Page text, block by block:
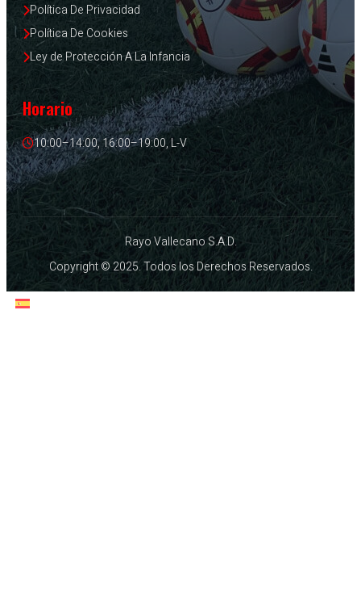
Política De Privacidad
Política De Cookies
Ley de Protección A La Infancia
Horario
10:00–14:00, 16:00–19:00, L-V
Rayo Vallecano S.A.D.
Copyright © 2025. Todos los Derechos Reservados.